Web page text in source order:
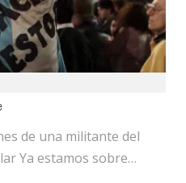
de una militante del
Ya estamos sobre…